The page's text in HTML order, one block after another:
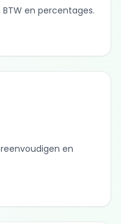
en percentages.
en